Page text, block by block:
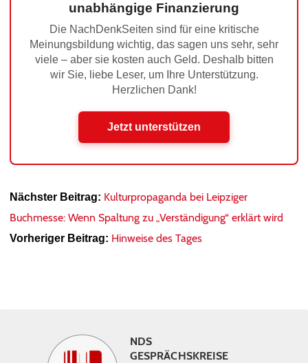
unabhängige Finanzierung
Die NachDenkSeiten sind für eine kritische
Meinungsbildung wichtig, das sagen uns sehr, sehr
viele – aber sie kosten auch Geld. Deshalb bitten
wir Sie, liebe Leser, um Ihre Unterstützung.
Herzlichen Dank!
Jetzt unterstützen
Nächster Beitrag: Kulturpropaganda bei Leipziger
Buchmesse: Wenn Spaltung zu „Verständigung“ erklärt wird
Vorheriger Beitrag: Hinweise des Tages
NDS
GESPRÄCHSKREISE